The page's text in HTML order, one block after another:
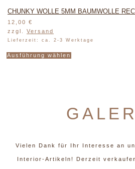
CHUNKY WOLLE 5MM BAUMWOLLE
12,00 €
zzgl. Versand
Lieferzeit: ca. 2-3 Werktage
Ausführung wählenDieses
auf.
Die
können
Vielen Dank für Ihr Interesse an
Interior-Artikeln! Derzeit